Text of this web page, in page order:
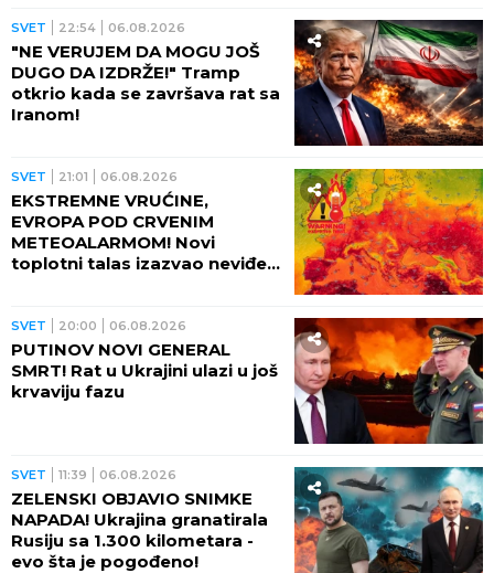
SVET 22:54 06.08.2026
"NE VERUJEM DA MOGU JOŠ
DUGO DA IZDRŽE!" Tramp
otkrio kada se završava rat sa
Iranom!
SVET 21:01 06.08.2026
EKSTREMNE VRUĆINE,
EVROPA POD CRVENIM
METEOALARMOM! Novi
toplotni talas izazvao neviđeni
SVET 20:00 06.08.2026
PUTINOV NOVI GENERAL
SMRT! Rat u Ukrajini ulazi u još
krvaviju fazu
SVET 11:39 06.08.2026
ZELENSKI OBJAVIO SNIMKE
NAPADA! Ukrajina granatirala
Rusiju sa 1.300 kilometara -
evo šta je pogođeno!